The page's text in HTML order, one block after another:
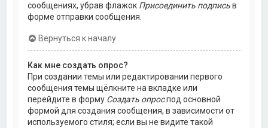
сообщениях, убрав флажок Присоединить подписьв
форме отправки сообщения.
Вернуться к началу
Как мне создать опрос?
При создании темы или редактировании первого
сообщения темы щёлкните на вкладке или
перейдите в форму Создать опроспод основной
формой для создания сообщения, в зависимости от
используемого стиля; если вы не видите такой